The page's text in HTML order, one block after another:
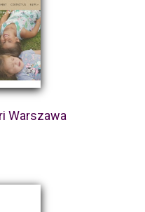
Warszawa